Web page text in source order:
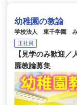
幼稚園の教諭
学校法人 東千学園 み
正社員
【見学のみ歓迎
園教諭募集